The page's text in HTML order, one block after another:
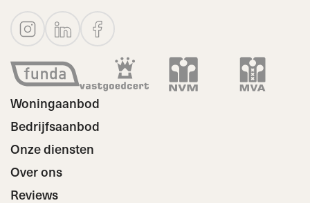
Woningaanbod
Bedrijfsaanbod
Onze diensten
Over ons
Reviews